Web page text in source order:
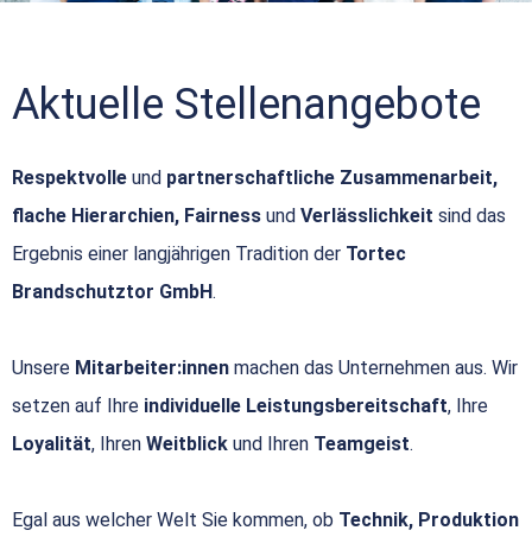
Aktuelle Stellenangebote
Respektvolle und partnerschaftliche Zusammenarbeit,
flache Hierarchien, Fairness und Verlässlichkeit sind das
Ergebnis einer langjährigen Tradition der Tortec
Brandschutztor GmbH.
Unsere Mitarbeiter:innen machen das Unternehmen aus. Wir
setzen auf Ihre individuelle Leistungsbereitschaft, Ihre
Loyalität, Ihren Weitblick und Ihren Teamgeist.
Egal aus welcher Welt Sie kommen, ob Technik, Produktion